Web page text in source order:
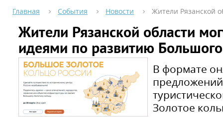
Главная События Новости Жители Рязанской
Жители Рязанской области
идеями по развитию
В формате
Золотое